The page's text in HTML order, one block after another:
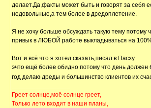
делает.Да,факты может быть и говорят за себя
недовольные,а тем более в дредоплетение.
Я не хочу больше обсуждать такую тему потому
привык в ЛЮБОЙ работе выкладываться на
Вот и всё что я хотел сказать,писал в Пасху
эчто ещё более обидно потому что день
год делаю дреды и большинство клиентов их
Греет солнце,моё солнце греет,
Только лето входит в наши планы,